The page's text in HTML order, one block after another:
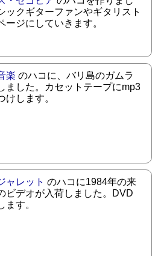
ックギターファンやギタリスト
ージにしていきます。
楽 のハコに、バリ島のガムラ
ました。カセットテープにmp3
けします。
ャレット のハコに1984年の来
ビデオが入荷しました。DVD
ます。